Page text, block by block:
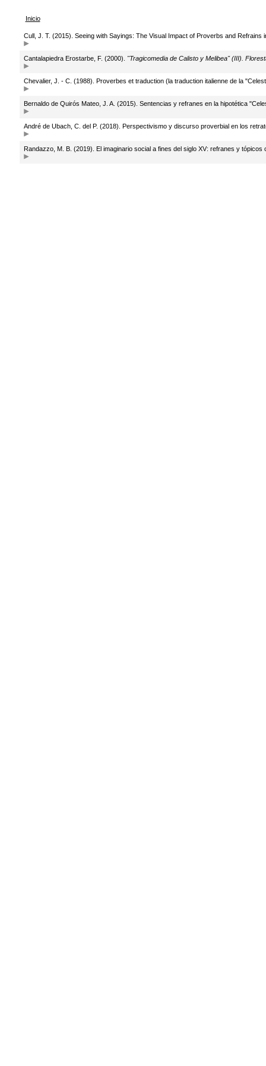
Inicio
Cull, J. T. (2015). Seeing with Sayings: The Visual Impact of Proverbs and Refrains
Cantalapiedra Erostarbe, F. (2000). "Tragicomedia de Calisto y Melibea" (III).
Chevalier, J. - C. (1988). Proverbes et traduction (la traduction italienne de la
Bernaldo de Quirós Mateo, J. A. (2015). Sentencias y refranes en la hipotética
André de Ubach, C. del P. (2018). Perspectivismo y discurso proverbial en los
Randazzo, M. B. (2019). El imaginario social a fines del siglo XV: refranes y